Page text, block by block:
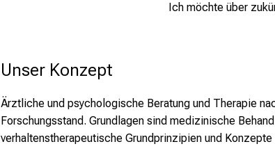
Ich möchte über
Unser Konzept
Ärztliche und psychologische Beratung und Therapie
Forschungsstand. Grundlagen sind medizinische
verhaltenstherapeutische Grundprinzipien und